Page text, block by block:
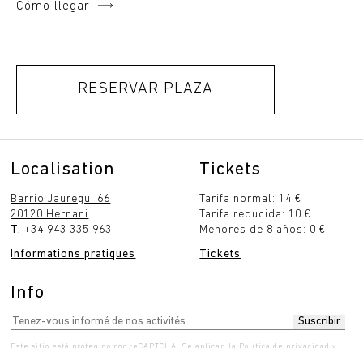
Cómo llegar
RESERVAR PLAZA
Localisation
Barrio Jauregui 66
20120 Hernani
T.+34 943 335 963
Informations pratiques
Tickets
Tarifa normal: 14 €
Tarifa reducida: 10 €
Menores de 8 años: 0 €
Tickets
Info